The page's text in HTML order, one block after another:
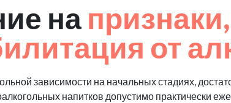
на
от
зависимости на начальных стадиях,
напитков допустимо практически